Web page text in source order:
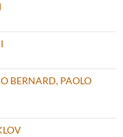
BERNARD, PAOLO